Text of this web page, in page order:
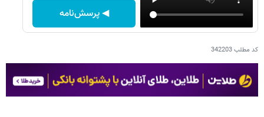
◀ پرسش‌نامه
کد مطلب342203